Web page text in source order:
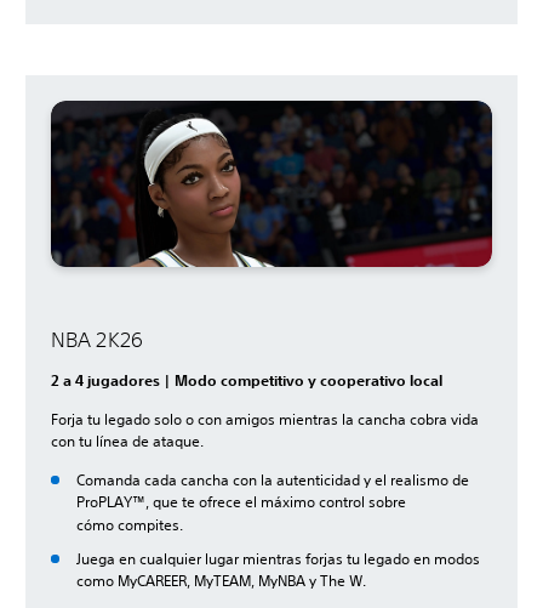
NBA 2K26
2 a 4 jugadores | Modo competitivo y cooperativo local
Forja tu legado solo o con amigos mientras la cancha cobra vida
con tu línea de ataque.
Comanda cada cancha con la autenticidad y el realismo de
ProPLAY™, que te ofrece el máximo control sobre
cómocompites.
Juega en cualquier lugar mientras forjas tu legado en modos
como MyCAREER, MyTEAM, MyNBA y The W.